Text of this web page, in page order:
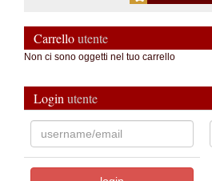
Carrelloutente
Non ci sono oggetti nel tuo carrello
Login utente